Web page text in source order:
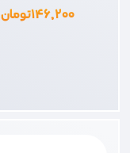
۱۴۶,۲۰۰تومان